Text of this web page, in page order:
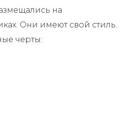
на
Они имеют свой стиль.
черты: